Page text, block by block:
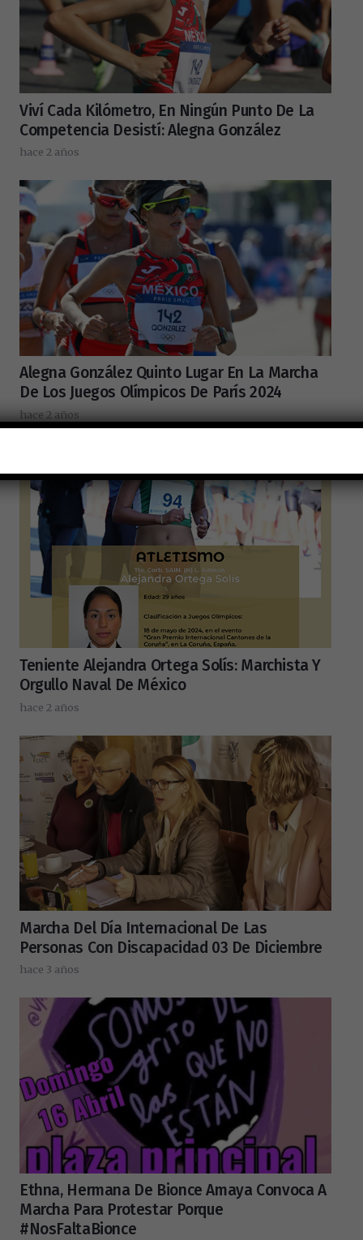
Viví Cada Kilómetro, En Ningún Punto De La
Competencia Desistí: Alegna González
hace 2 años
Alegna González Quinto Lugar En La Marcha
De Los Juegos Olímpicos De París 2024
hace 2 años
Teniente Alejandra Ortega Solís: Marchista Y
Orgullo Naval De México
hace 2 años
Marcha Del Día Internacional De Las
Personas Con Discapacidad 03 De Diciembre
hace 3 años
Ethna, Hermana De Bionce Amaya Convoca A
Marcha Para Protestar Porque
#NosFaltaBionce